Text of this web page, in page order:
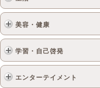
美容・健康
学習・自己啓発
エンターテイメント